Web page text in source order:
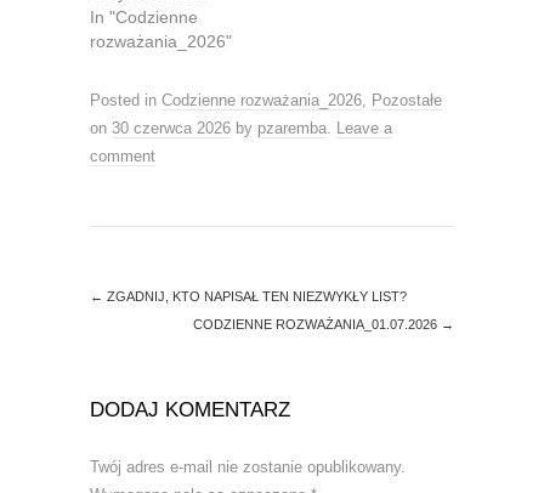
n
s
i
e
w
w
i
n
d
)
e
n
s
n
e
w
w
w
In "Codzienne
rozważania_2026"
Posted in Codzienne rozważania_2026, Pozostałe
on 30 czerwca 2026 by pzaremba. Leave a
comment
← ZGADNIJ, KTO NAPISAŁ TEN NIEZWYKŁY LIST?
CODZIENNE ROZWAŻANIA_01.07.2026 →
DODAJ KOMENTARZ
Twój adres e-mail nie zostanie opublikowany.